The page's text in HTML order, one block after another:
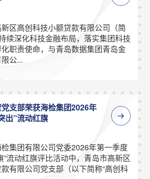
区高创科技小额贷款有限公司（简
续深化科技金融布局，落实集团科技
职责使命，与青岛数据集团青岛金
公...
支部荣获海检集团2026年
出”流动红旗
集团有限公司党委2026年第一季度
”流动红旗评比活动中，青岛市高新区
有限公司党支部（以下简称“高创科